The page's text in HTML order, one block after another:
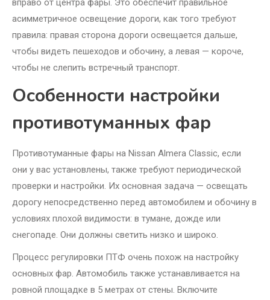
вправо от центра фары. Это обеспечит правильное
асимметричное освещение дороги, как того требуют
правила: правая сторона дороги освещается дальше,
чтобы видеть пешеходов и обочину, а левая — короче,
чтобы не слепить встречный транспорт.
Особенности настройки
противотуманных фар
Противотуманные фары на Nissan Almera Classic, если
они у вас установлены, также требуют периодической
проверки и настройки. Их основная задача — освещать
дорогу непосредственно перед автомобилем и обочину в
условиях плохой видимости: в тумане, дожде или
снегопаде. Они должны светить низко и широко.
Процесс регулировки ПТФ очень похож на настройку
основных фар. Автомобиль также устанавливается на
ровной площадке в 5 метрах от стены. Включите